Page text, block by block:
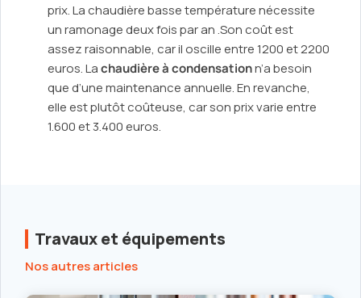
prix. La chaudière basse température nécessite
un ramonage deux fois par an .Son coût est
assez raisonnable, car il oscille entre 1200 et 2200
euros. Lachaudière à condensationn’a besoin
que d’une maintenance annuelle. En revanche,
elle est plutôt coûteuse, car son prix varie entre
1.600 et 3.400 euros.
Travaux et équipements
Nos autres articles